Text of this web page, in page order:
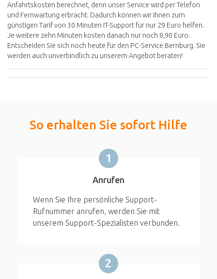
Anfahrtskosten berechnet, denn unser Service wird per Telefon
und Fernwartung erbracht. Dadurch können wir Ihnen zum
günstigen Tarif von 30 Minuten IT-Support für nur 29 Euro helfen.
Je weitere zehn Minuten kosten danach nur noch 8,90 Euro.
Entscheiden Sie sich noch heute für den PC-Service Bernburg. Sie
werden auch unverbindlich zu unserem Angebot beraten!
So erhalten Sie sofort Hilfe
1
Anrufen
Wenn Sie Ihre persönliche Support-
Rufnummer anrufen, werden Sie mit
unserem Support-Spezialisten verbunden.
2